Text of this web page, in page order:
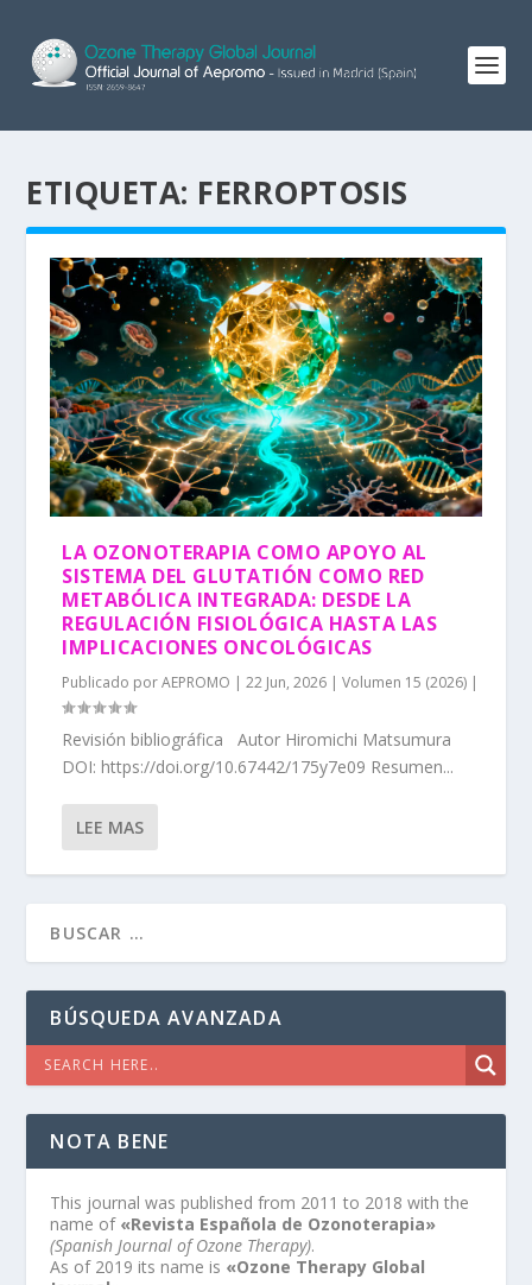
ETIQUETA: FERROPTOSIS
LA OZONOTERAPIA COMO APOYO AL
SISTEMA DEL GLUTATIÓN COMO RED
METABÓLICA INTEGRADA: DESDE LA
REGULACIÓN FISIOLÓGICA HASTA LAS
IMPLICACIONES ONCOLÓGICAS
Publicado porAEPROMO |22 Jun, 2026 |Volumen 15 (2026) |
Revisión bibliográfica Autor Hiromichi Matsumura
DOI: https://doi.org/10.67442/175y7e09 Resumen...
LEE MAS
BÚSQUEDA AVANZADA
NOTA BENE
This journal was published from 2011 to 2018 with the
name of «Revista Española de Ozonoterapia»
(Spanish Journal of Ozone Therapy).
As of 2019 its name is «Ozone Therapy Global